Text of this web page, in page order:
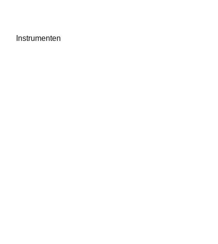
Instrumenten